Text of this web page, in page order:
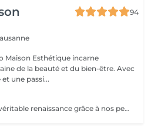
94
Maison Esthétique incarne
de la beauté et du bien-être. Avec
une passi...
Offrez à votre peau une véritable renaissance grâce à nos peelings professionnels, Au sein de notre établissement, nous proposons plusieurs types de peelings adaptés à chaque type de peau et à chaque besoin : éclat du teint, imperfections, taches pigmentaires, ridules ou encore manque de fermeté. Chaque soin est personnalisé afin de garantir des résultats visibles tout en respectant l'équilibre de votre peau. Pour vous accompagner dans votre routine beauté, nous vous proposons des formules d'abonnement spécialement conçues pour les cures de peelings. Bénéficiez de tarifs préférentiels, d'un suivi personnalisé et de résultats visibles sur le long terme.